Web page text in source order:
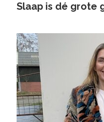
Slaap is dé grote